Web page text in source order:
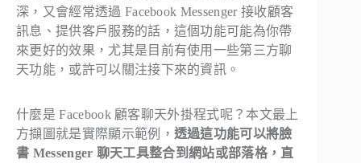
深，又會經常透過 Facebook Messenger 接收顧客
訊息、提供客戶服務的話，這個功能可能為你帶
來更好的效果，尤其是目前有使用一些第三方聊
天功能，或許可以關注接下來的資訊。
什麼是 Facebook 顧客聊天外掛程式呢？本文最上
方擷圖就是實際顯示範例， 透過這功能可以將臉
書 Messenger 聊天工具整合到網站或部落格，直